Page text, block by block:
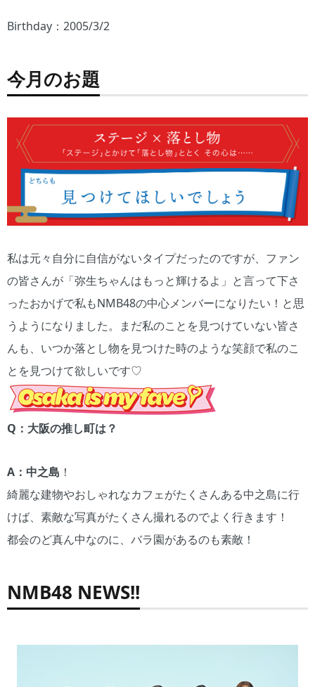
Birthday：2005/3/2
今月のお題
私は元々自分に自信がないタイプだったのですが、ファン
の皆さんが「弥生ちゃんはもっと輝けるよ」と言って下さ
ったおかげで私もNMB48の中心メンバーになりたい！と思
うようになりました。まだ私のことを見つけていない皆さ
んも、いつか落とし物を見つけた時のような笑顔で私のこ
とを見つけて欲しいです♡
Q：大阪の推し町は？
A：中之島 ！
綺麗な建物やおしゃれなカフェがたくさんある中之島に行
けば、素敵な写真がたくさん撮れるのでよく行きます！
都会のど真ん中なのに、バラ園があるのも素敵！
NMB48 NEWS!!